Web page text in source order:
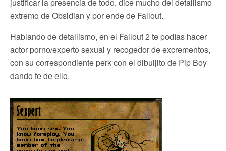
justificar la presencia de todo, dice mucho del detallismo
extremo de Obsidian y por ende de Fallout.
Hablando de detallismo, en el Fallout 2 te podías hacer
actor porno/experto sexual y recogedor de excrementos,
con su correspondiente perk con el dibuijito de Pip Boy
dando fe de ello.